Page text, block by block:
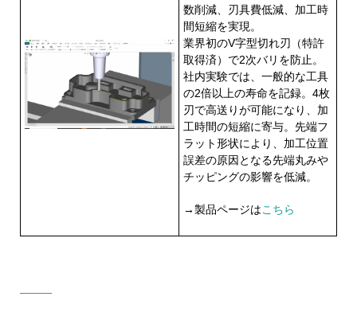
数削減、刃具費低減、加工時
間短縮を実現。
業界初のV字型切れ刃（特許
取得済）で2次バリを防止。
社内実験では、一般的な工具
の2倍以上の寿命を記録。4枚
刃で高送りが可能になり、加
工時間の短縮に寄与。先端フ
ラット形状により、加工位置
誤差の原因となる先端丸みや
チッピングの影響を低減。
→製品ページはこちら